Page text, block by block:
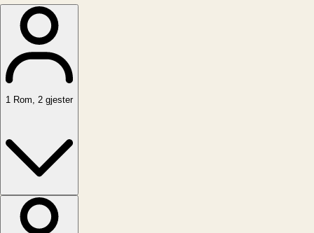
1 Rom, 2 gjester